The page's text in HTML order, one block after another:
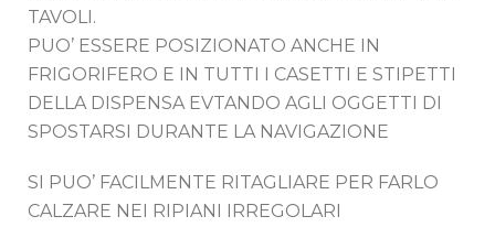
TAVOLI.
PUO’ ESSERE POSIZIONATO ANCHE IN
FRIGORIFERO E IN TUTTI I CASETTI E STIPETTI
DELLA DISPENSA EVTANDO AGLI OGGETTI DI
SPOSTARSI DURANTE LA NAVIGAZIONE
SI PUO’ FACILMENTE RITAGLIARE PER FARLO
CALZARE NEI RIPIANI IRREGOLARI